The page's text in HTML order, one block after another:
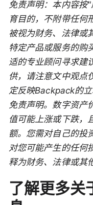
免责声明：本内容按
育目的，不附带任何
被视为财务、法律或
特定产品或服务的购
适的专业顾问寻求建
供，请注意文中观点
定反映Backpack的
免责声明。数字资产
值可能上涨或下跌，
额。您需对自己的投
对您可能产生的任何
释为财务、法律或其
了解更多